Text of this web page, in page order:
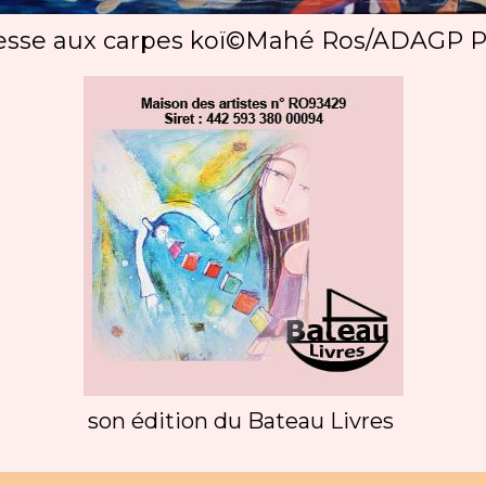
aux carpes koï©Mahé Ros/ADAGP
son édition du Bateau Livres